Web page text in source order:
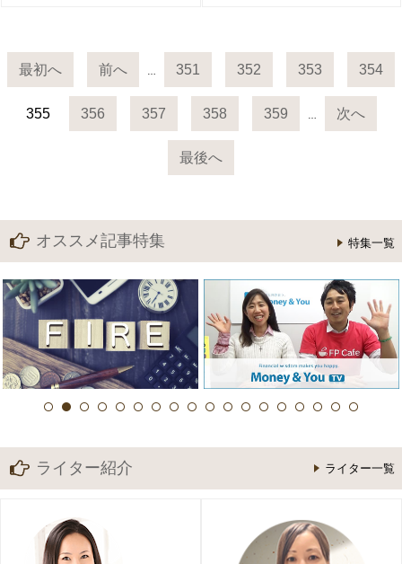
最初へ 前へ … 351 352 353 354
355 356 357 358 359 … 次へ
最後へ
オススメ記事特集 特集一覧
ライター紹介 ライター一覧